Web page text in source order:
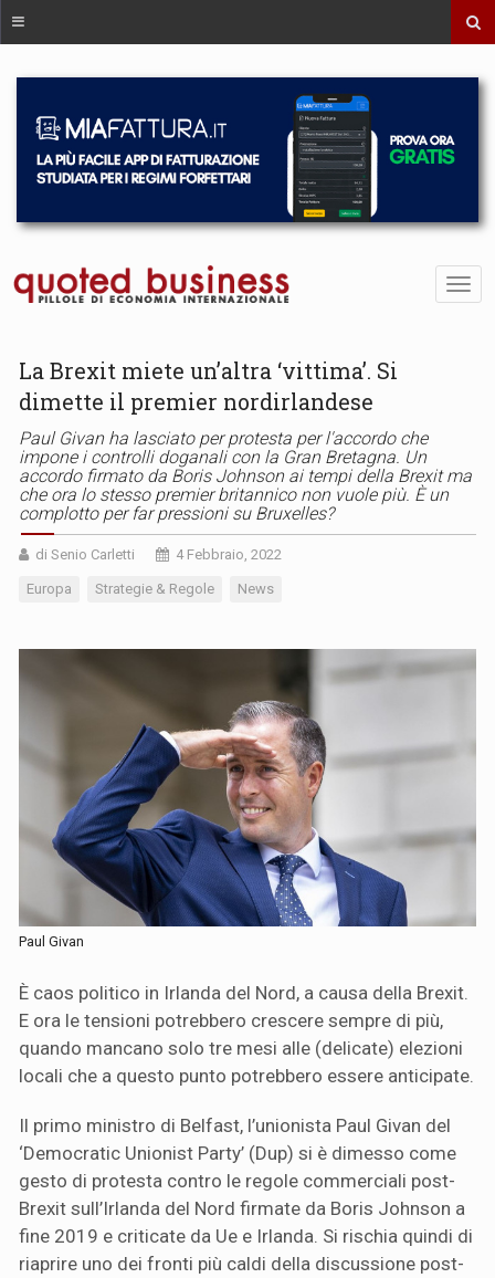
La Brexit miete un’altra ‘vittima’. Si
dimette il premier nordirlandese
Paul Givan ha lasciato per protesta per l'accordo che
impone i controlli doganali con la Gran Bretagna. Un
accordo firmato da Boris Johnson ai tempi della Brexit ma
che ora lo stesso premier britannico non vuole più. È un
complotto per far pressioni su Bruxelles?
di Senio Carletti 4 Febbraio, 2022
Europa Strategie & Regole News
Paul Givan
È caos politico in Irlanda del Nord, a causa della Brexit.
E ora le tensioni potrebbero crescere sempre di più,
quando mancano solo tre mesi alle (delicate) elezioni
locali che a questo punto potrebbero essere anticipate.
Il primo ministro di Belfast, l’unionista Paul Givan del
‘Democratic Unionist Party’ (Dup) si è dimesso come
gesto di protesta contro le regole commerciali post-
Brexit sull’Irlanda del Nord firmate da Boris Johnson a
fine 2019 e criticate da Ue e Irlanda. Si rischia quindi di
riaprire uno dei fronti più caldi della discussione post-